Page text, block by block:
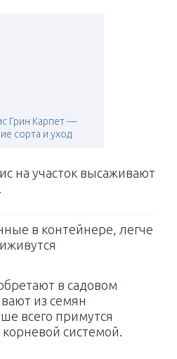
Грин Карпет —
сорта и уход
на участок высаживают
в контейнере, легче
в садовом
из семян
всего примутся
системой.